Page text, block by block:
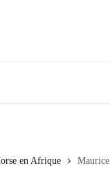
en Afrique Maurice